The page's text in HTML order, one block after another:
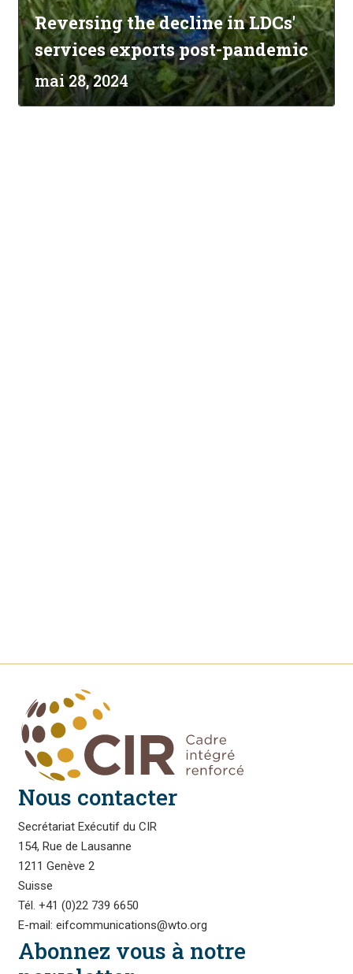
Reversing the decline in LDCs'
services exports post-pandemic
mai 28, 2024
Nous contacter
Secrétariat Exécutif du CIR
154, Rue de Lausanne
1211 Genève 2
Suisse
Tél. +41 (0)22 739 6650
E-mail: eifcommunications@wto.org
Abonnez vous à notre